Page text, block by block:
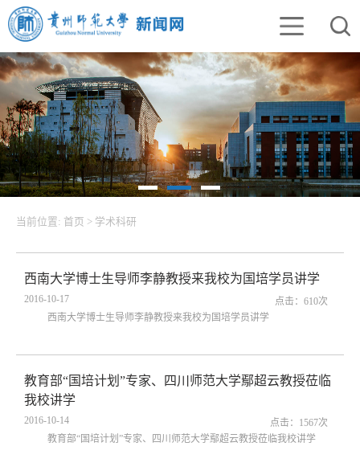
当前位置: 首页 > 学术科研
西南大学博士生导师李静教授来我校为国培学员讲学
2016-10-17 点击： 610次
西南大学博士生导师李静教授来我校为国培学员讲学
教育部“国培计划”专家、四川师范大学鄢超云教授莅临
我校讲学
2016-10-14 点击： 1567次
教育部“国培计划”专家、四川师范大学鄢超云教授莅临我校讲学